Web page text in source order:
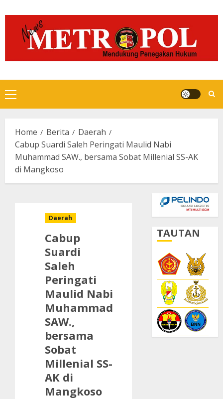
to
content
Primary
Menu
Home Berita
Daerah
Cabup Suardi Saleh Peringati Maulid Nabi
Muhammad SAW., bersama Sobat Millenial SS-AK
di Mangkoso
Daerah
Cabup
Suardi
Saleh
Peringati
Maulid Nabi
Muhammad
SAW.,
bersama
Sobat
Millenial SS-
AK di
Mangkoso
TAUTAN